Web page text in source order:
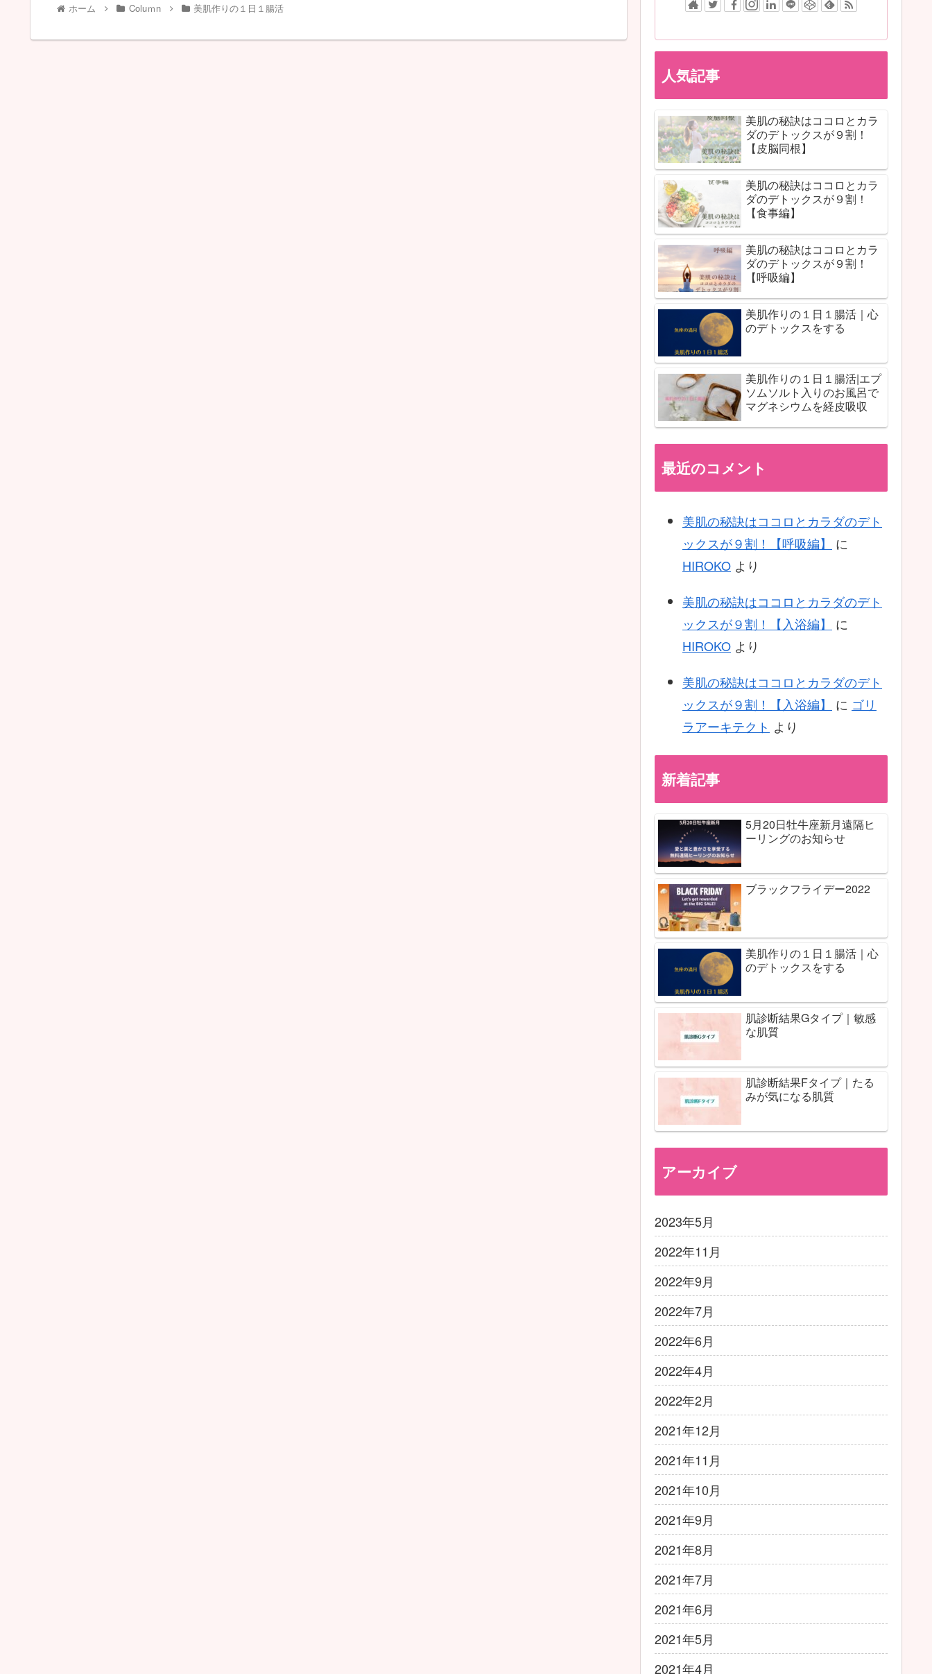
ホーム Coluｍn 美肌作りの１日１腸活
人気記事
美肌の秘訣はココロとカラ
ダのデトックスが９割！
【皮脳同根】
美肌の秘訣はココロとカラ
ダのデトックスが９割！
【食事編】
美肌の秘訣はココロとカラ
ダのデトックスが９割！
【呼吸編】
美肌作りの１日１腸活｜心
のデトックスをする
美肌作りの１日１腸活|エプ
ソムソルト入りのお風呂で
マグネシウムを経皮吸収
最近のコメント
美肌の秘訣はココロとカラダのデト
ックスが９割！【呼吸編】
に
HIROKO より
美肌の秘訣はココロとカラダのデト
ックスが９割！【入浴編】
に
HIROKO より
美肌の秘訣はココロとカラダのデト
ックスが９割！【入浴編】
に ゴリ
ラアーキテクト より
新着記事
5月20日牡牛座新月遠隔ヒ
ーリングのお知らせ
ブラックフライデー2022
美肌作りの１日１腸活｜心
のデトックスをする
肌診断結果Gタイプ｜敏感
な肌質
肌診断結果Fタイプ｜たる
みが気になる肌質
アーカイブ
2023年5月
2022年11月
2022年9月
2022年7月
2022年6月
2022年4月
2022年2月
2021年12月
2021年11月
2021年10月
2021年9月
2021年8月
2021年7月
2021年6月
2021年5月
2021年4月